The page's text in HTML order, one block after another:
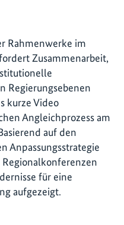
Rahmenwerke im
Zusammenarbeit,
Regierungsebenen
kurze Video
Angleichprozess am
auf den
Anpassungsstrategie
für eine
aufgezeigt.